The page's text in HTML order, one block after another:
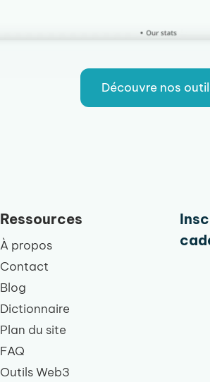
Découvre nos
Ressources
À propos
Contact
Blog
Dictionnaire
Plan du site
FAQ
Outils Web3